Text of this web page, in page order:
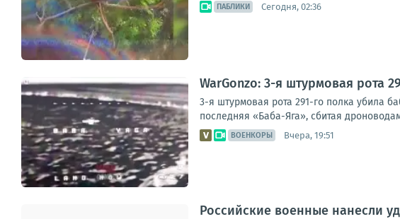
ПАБЛИКИ Сегодня, 02:36
WarGonzo: 3-я штурмовая рота
3-я штурмовая рота 291-го полка убила
последняя «Баба-Яга», сбитая
ВОЕНКОРЫ Вчера, 19:51
Российские военные нанесли